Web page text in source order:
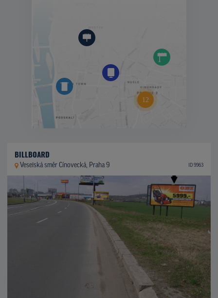
BILLBOARD
Veselská směr Cínovecká, Praha 9 ID 9963